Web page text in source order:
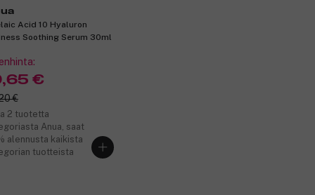
Acid 10 Hyaluron
Soothing Serum 30ml
€
€
2 tuotetta
Anua, saat
alennusta kaikista
tuotteista